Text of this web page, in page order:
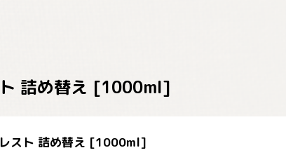
ト 詰め替え [1000ml]
レスト 詰め替え [1000ml]